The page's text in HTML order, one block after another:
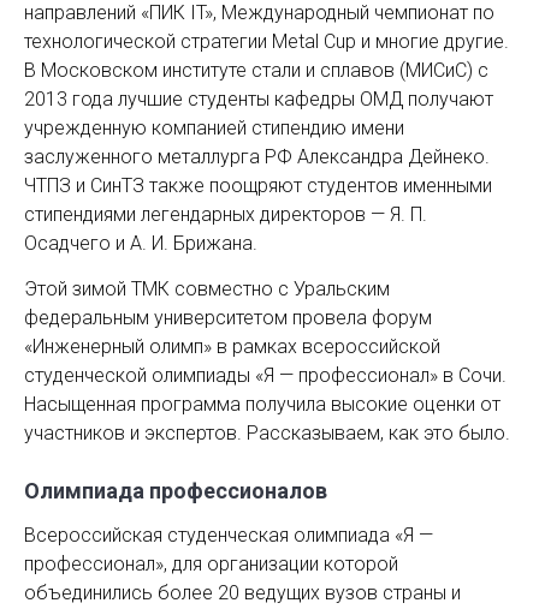
направлений «ПИК IT», Между­народный чемпионат по
технологической стратегии Metal Сuр и многие другие.
В Московском институте стали и сплавов (МИСиС) с
2013 года лучшие студенты кафедры ОМД получают
учрежденную компанией стипендию имени
заслуженного металлурга РФ Александра Дейнеко.
ЧТПЗ и СинТЗ также поощряют студентов именными
стипендиями легендарных директоров — Я. П.
Осадчего и А. И. Брижана.
Этой зимой ТМК совместно с Уральским
федеральным университетом провела форум
«Инженерный олимп» в рамках всероссийской
студенческой олимпиады «Я — профессионал» в Сочи.
Насыщенная программа получила высокие оценки от
участников и экспертов. Рассказываем, как это было.
Олимпиада профессионалов
Всероссийская студенческая олимпиа­да «Я —
профессионал», для организации которой
объединились более 20 ведущих вузов страны и